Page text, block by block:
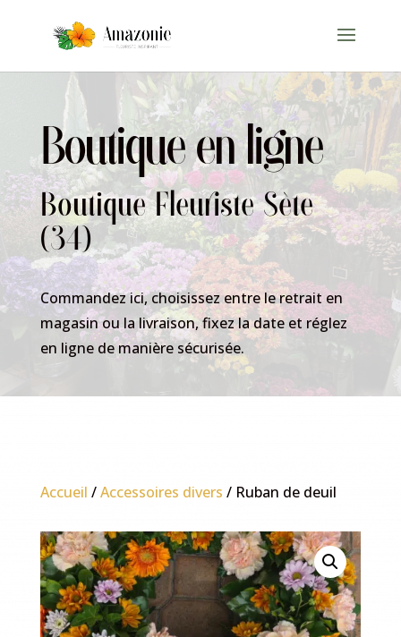
Boutique en ligne
Boutique Fleuriste Sète
(34)
Commandez ici, choisissez entre le retrait en
magasin ou la livraison, fixez la date et réglez
en ligne de manière sécurisée.
Accueil /Accessoires divers / Ruban de deuil